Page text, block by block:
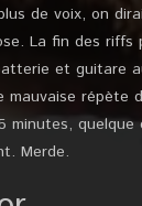
de voix, on
La fin des riffs
et guitare
répète
quelque
Merde.